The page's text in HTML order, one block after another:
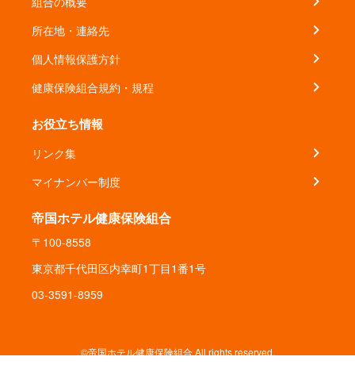
所在地・連絡先
個人情報保護方針
健康保険組合規約・規程
お役立ち情報
リンク集
マイナンバー制度
帝国ホテル健康保険組合
〒100-8558
東京都千代田区内幸町1丁目1番1号
03-3591-8959
©帝国ホテル健康保険組合 All rights reserved.